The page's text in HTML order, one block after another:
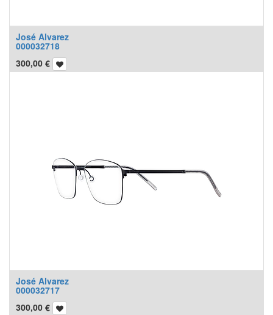
José Alvarez
000032718
300,00 €
José Alvarez
000032717
300,00 €